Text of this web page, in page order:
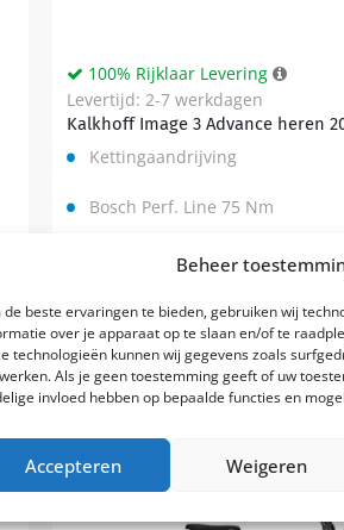
Beheer
de beste ervaringen te bieden, gebruiken wij
over je apparaat op te slaan en/of te
technologieën kunnen wij gegevens zoals
Als je geen toestemming geeft of uw
invloed hebben op bepaalde functies en
Accepteren Weigeren
Kalkhoff Image 3 Advance heren
100% Rijklaar Levering
Levertijd: 2-7 werkdagen
Kettingaandrijving
Bosch Perf. Line 75 Nm
€
Vergelijk